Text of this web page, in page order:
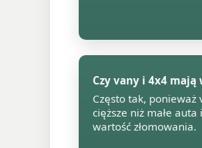
Czy vany i 4x4 mają
Często tak, ponieważ
cięższe niż małe
wartość złomowania.